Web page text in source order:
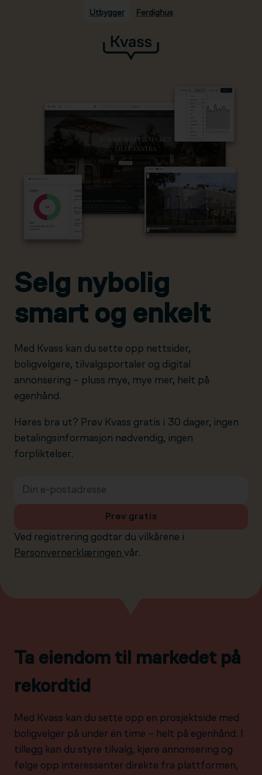
Hopp til hovedinnhold
Utbygger Ferdighus
Selg nybolig
smart og enkelt
Med Kvass kan du sette opp nettsider,
boligvelgere, tilvalgsportaler og digital
annonsering – pluss mye, mye mer, helt på
egenhånd.
Høres bra ut? Prøv Kvass gratis i 30 dager, ingen
betalingsinformasjon nødvendig, ingen
forpliktelser.
Ved registrering godtar du vilkårene i
Personvernerklæringen vår.
Prøv gratis
Ta eiendom til markedet på
rekordtid
Med Kvass kan du sette opp en prosjektside med
boligvelger på under én time – helt på egenhånd. I
tillegg kan du styre tilvalg, kjøre annonsering og
følge opp interessenter direkte fra plattformen,